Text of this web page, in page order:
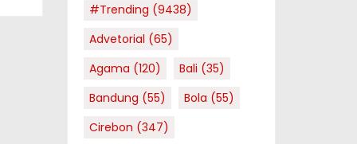
#Trending (9438)
Advetorial (65)
Agama (120) Bali (35)
Bandung (55) Bola (55)
Cirebon (347)